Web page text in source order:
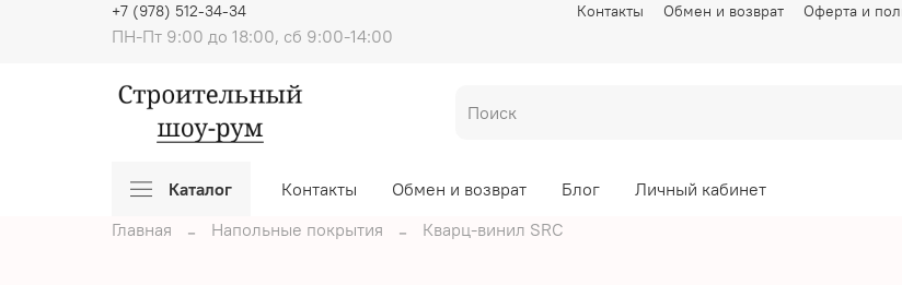
Контакты Обмен и возврат Оферта и
ПН-Пт 9:00 до 18:00, сб 9:00-14:00
+7 (978) 512-34-34
Каталог Контакты Обмен и возврат Блог
Личный кабинет
Главная
Напольные покрытия Кварц-винил SRC